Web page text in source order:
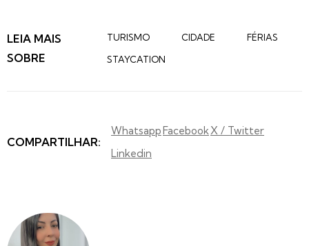
LEIA MAIS
SOBRE
TURISMO CIDADE
FÉRIAS
STAYCATION
COMPARTILHAR:
WhatsappFacebook X / Twitter
Linkedin